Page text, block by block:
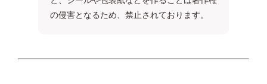
の侵害となるため、禁止されております。